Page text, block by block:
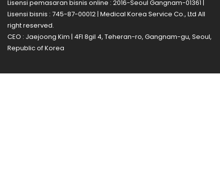
Lisensi pemasaran bisnis online : 2016-Seoul Gangnam-01361 |
Lisensi bisnis : 745-87-00012 | Medical Korea Service Co., Ltd All
right reserved.
CEO : Jaejoong Kim | 4Fl 8gil 4, Teheran-ro, Gangnam-gu, Seoul,
Republic of Korea